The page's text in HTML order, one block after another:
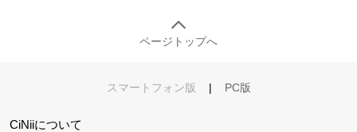
ページトップへ
スマートフォン版 | PC版
CiNiiについて